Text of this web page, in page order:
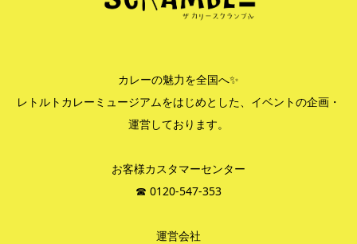
カレーの魅力を全国へ✨
レトルトカレーミュージアムをはじめとした、イベントの企画・
運営しております。
お客様カスタマーセンター
☎︎ 0120-547-353
運営会社